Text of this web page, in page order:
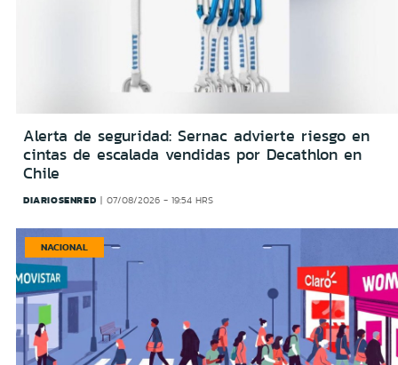
Alerta de seguridad: Sernac advierte riesgo en
cintas de escalada vendidas por Decathlon en
Chile
DIARIOSENRED 07/08/2026 - 19:54 HRS
NACIONAL